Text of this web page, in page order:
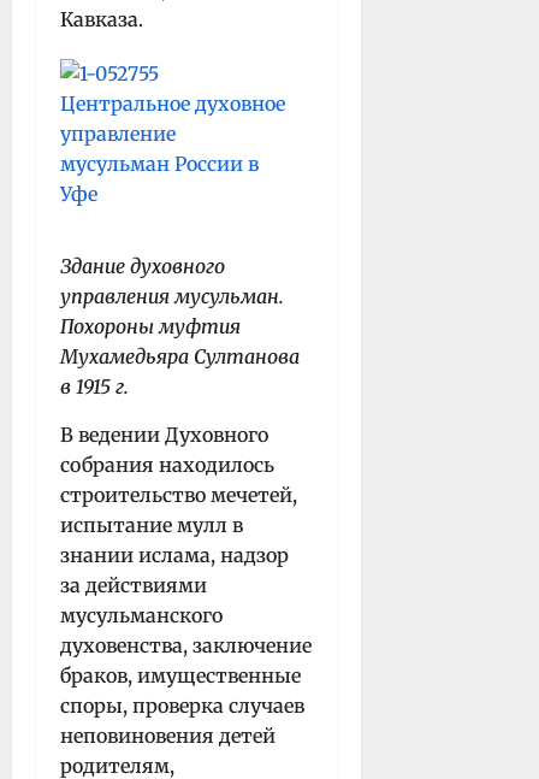
Кавказа.
Здание духовного
управления мусульман.
Похороны муфтия
Мухамедьяра Султанова
в 1915 г.
В ведении Духовного
собрания находилось
строительство мечетей,
испытание мулл в
знании ислама, надзор
за действиями
мусульманского
духовенства, заключение
браков, имущественные
споры, проверка случаев
неповиновения детей
родителям,